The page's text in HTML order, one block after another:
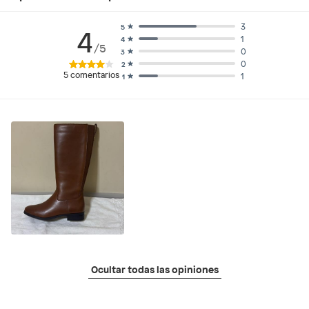
4/5
5 comentarios 1 1
2 0
3 0
4 1
5 3
Ocultar todas las opiniones